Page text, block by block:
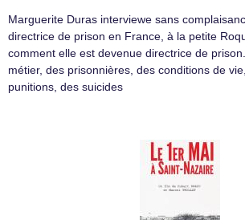
Marguerite Duras interviewe sans
directrice de prison en France, à la petite
comment elle est devenue directrice de
métier, des prisonnières, des conditions de
punitions, des suicides